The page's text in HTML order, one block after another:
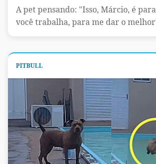
A pet pensando: "Isso, Márcio, é
você trabalha, para me dar o
PITBULL